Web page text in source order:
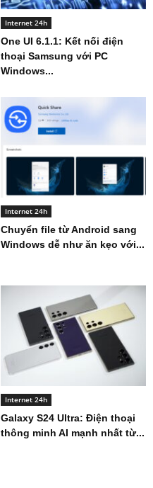
Internet 24h
One UI 6.1.1: Kết nối điện
thoại Samsung với PC
Windows...
Internet 24h
Chuyển file từ Android sang
Windows dễ như ăn kẹo với...
Internet 24h
Galaxy S24 Ultra: Điện thoại
thông minh AI mạnh nhất từ...